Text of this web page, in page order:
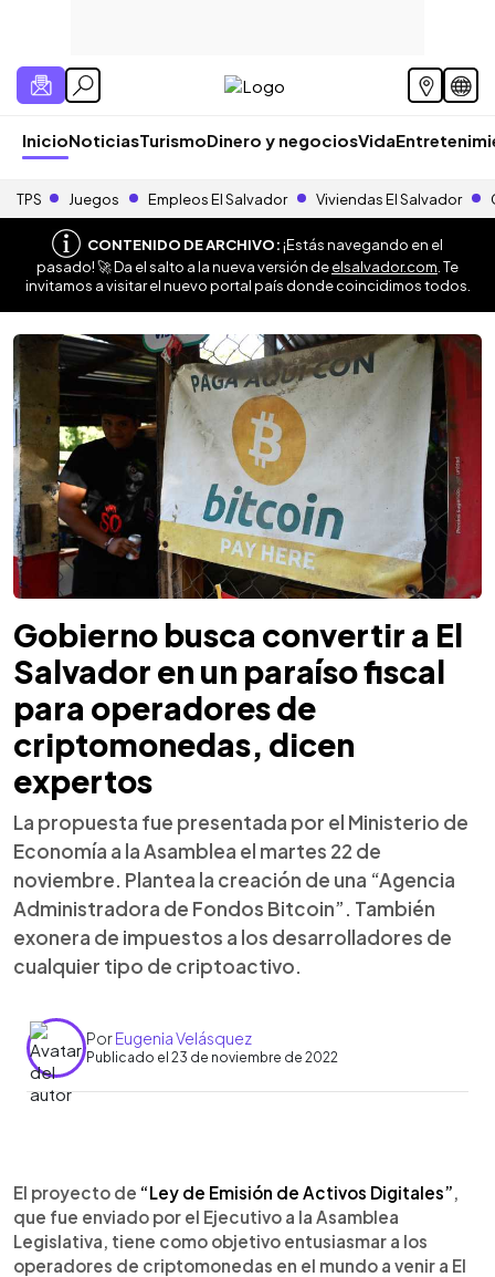
InicioNoticiasTurismoDinero y negociosVida
TPS Juegos Empleos El Salvador Viviendas El Salvador
CONTENIDO DE ARCHIVO:¡Estás navegando en el
pasado! 🚀 Da el salto a la nueva versión deelsalvador.com . Te
invitamos a visitar el nuevo portal país donde coincidimos todos.
Gobierno busca convertir a El
Salvador en un paraíso fiscal
para operadores de
criptomonedas, dicen
expertos
La propuesta fue presentada por el Ministerio de
Economía a la Asamblea el martes 22 de
noviembre. Plantea la creación de una “Agencia
Administradora de Fondos Bitcoin”. También
exonera de impuestos a los desarrolladores de
cualquier tipo de criptoactivo.
PorEugenia Velásquez
Publicado el 23 de noviembre de 2022
Escuchar artículo
El proyecto de “Ley de Emisión de Activos Digitales”
que fue enviado por el Ejecutivo a la Asamblea
Legislativa, tiene como objetivo entusiasmar a los
operadores de criptomonedas en el mundo a venir a El